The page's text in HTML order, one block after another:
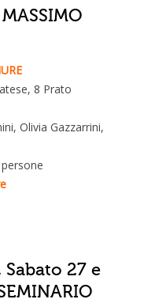
8 Prato
Olivia Gazzarrini,
27 e